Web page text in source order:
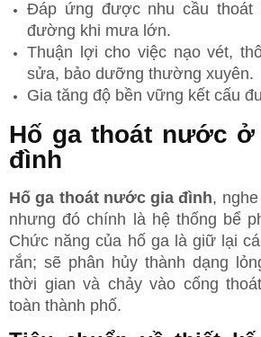
Đáp ứng được nhu cầu thoát
đường khi mưa lớn.
Thuận lợi cho việc nạo vét,
sửa, bảo dưỡng thường xuyên.
Gia tăng độ bền vững kết cấu
Hố ga thoát nước
đình
Hố ga thoát nước gia đình,
nhưng đó chính là hệ thống bể
Chức năng của hố ga là giữ lại
rắn; sẽ phân hủy thành dạng
thời gian và chảy vào cống
toàn thành phố.